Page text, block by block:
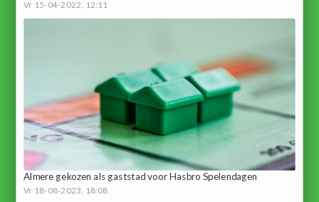
Vr 15-04-2022, 12:11
Almere gekozen als gaststad voor Hasbro Spelendagen
Vr 18-08-2023, 18:08